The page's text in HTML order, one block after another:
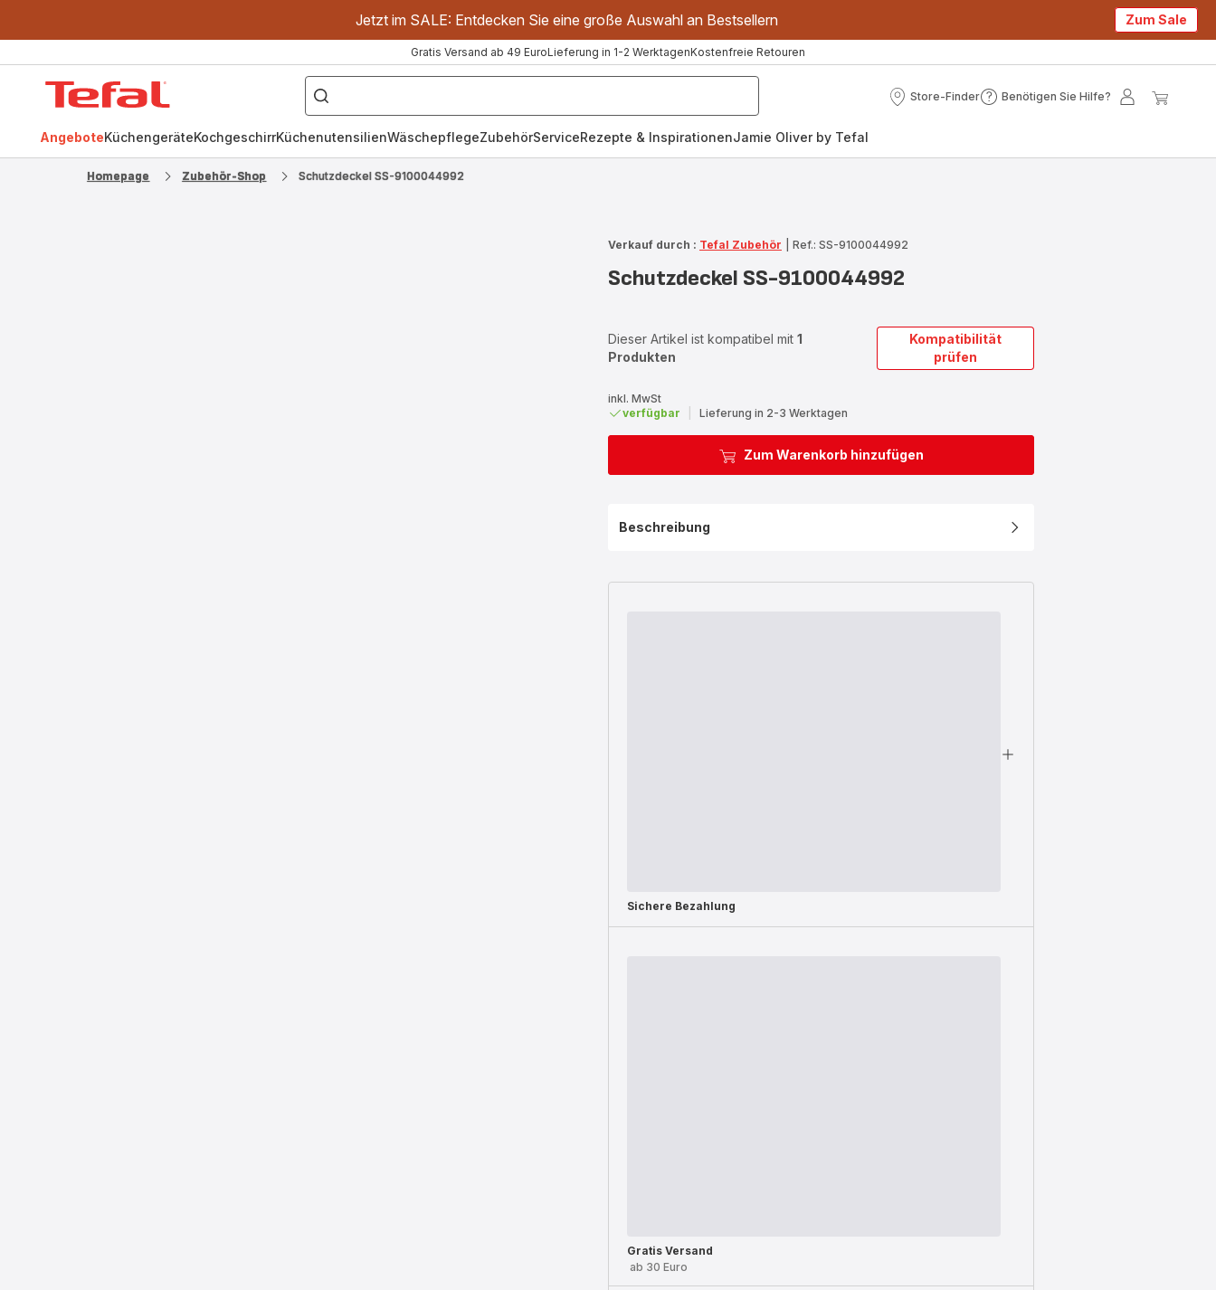
Jetzt im SALE: Entdecken Sie eine große Auswahl an Bestsellern Zum Sale
Gratis Versand ab 49 EuroLieferung in 1-2 WerktagenKostenfreie Retouren
["OptiGrill","Easy
Fry","Pfanne"]
Store-Finder
Store-
Benötigen Sie Hilfe?
Benötigen
Mein
AngeboteKüchengeräteKochgeschirrKüchenutensilienWäschepflegeZubehörServiceRezepte & InspirationenJamie Oliver by Tefal
Homepage Zubehör-Shop Schutzdeckel SS-9100044992
Verkauf durch : Tefal Zubehör Ref.: SS-9100044992
Schutzdeckel SS-9100044992
Dieser Artikel ist kompatibel mit 1
Produkten
Kompatibilität
prüfen
inkl. MwSt
verfügbar
Lieferung in 2-3 Werktagen
Zum Warenkorb hinzufügen
Beschreibung
Sichere Bezahlung
Gratis Versand
ab 30 Euro